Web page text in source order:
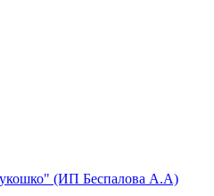
(ИП Беспалова А.А)